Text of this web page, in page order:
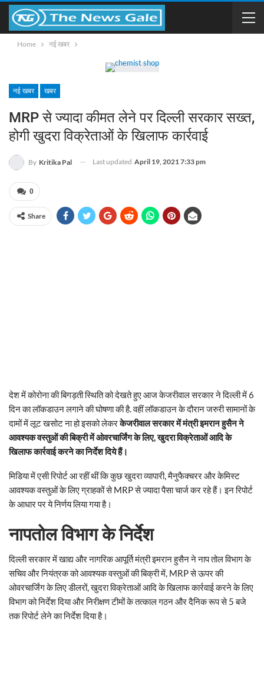
Home नई खबर
नई खबर खबर
MRP से ज्यादा कीमत लेने पर दिल्ली सरकार सख्त,
होगी खुदरा विक्रेताओं के खिलाफ कार्रवाई
By Kritika Pal Last updated April 19, 2021 7:33 pm
0
Share
देश में कोरोना की बिगड़ती स्थिति को देखते हुए आज केजरीवाल सरकार ने दिल्ली में 6
दिन का लॉकडाउन लगाने की घोषणा की है. वहीं लॉकडाउन के दौरान जरुरी सामानों के
दामों में लूट खसोट ना हो इसको लेकरकेजरीवाल सरकार में मंत्री इमरान हुसैन ने
आवश्यक वस्तुओं की बिक्री में ओवरचार्जिंग के लिए, खुदरा विक्रेताओं आदि के
खिलाफ कार्रवाई करने का निर्देश दिये हैं।
मिडिया में एसी रिपोर्ट आ रहीं थीं कि कुछ खुदरा व्यापारी, मैनुफैक्चरर और केमिस्ट
आवश्यक वस्तुओं के लिए ग्राहकों से MRP से ज्यादा पैसा चार्ज कर रहे हैं। इन रिपोर्ट
के आधार पर ये निर्णय लिया गया है।
नापतोल विभाग के निर्देश
दिल्ली सरकार में खाद्य और नागरिक आपूर्ति मंत्री इमरान हुसैन ने नाप तोल विभाग के
सचिव और नियंत्रक को आवश्यक वस्तुओं की बिक्री में, MRP से ऊपर की
ओवरचार्जिंग के लिए डीलरों, खुदरा विक्रेताओं आदि के खिलाफ कार्रवाई करने के लिए
विभाग को निर्देश दिया और निरीक्षण टीमों के तत्काल गठन और दैनिक रूप से 5 बजे
तक रिपोर्ट लेने का निर्देश दिया है।